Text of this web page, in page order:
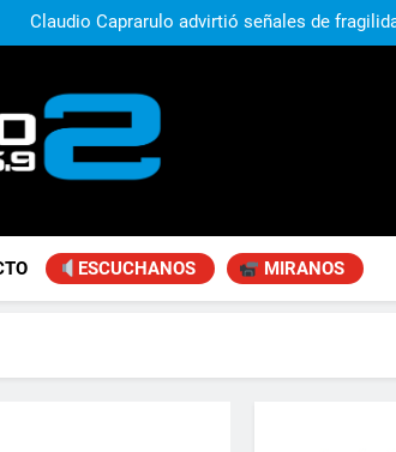
extranjeros y advirtió sobre otros cambios que
Claudio Caprarulo advirtió señales de
muestra un problema que puede
Linares afirmó que el Gobierno “tuvo que
extranjeros y advirtió sobre otros cambios que
Claudio Caprarulo advirtió señales de
muestra un problema que puede
Carlos Linares afirmó que el Gobierno “tuvo que
de tierras y advirtió un cambio de clima político
Paco Olveira cuestionó la visita de León XIV a
2
ESCUCHANOS MIRANOS